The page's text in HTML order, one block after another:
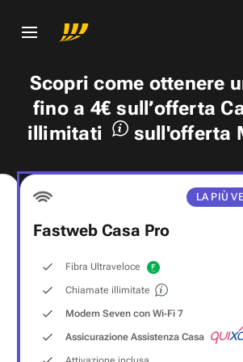
Scopri come ottenere
fino a 4€ sull’offerta
illimitati
sull'offerta
LA PIÙ
Fastweb Casa Pro
Fibra Ultraveloce
Chiamate illimitate
Modem Seven con Wi‑Fi 7
Assicurazione Assistenza Casa